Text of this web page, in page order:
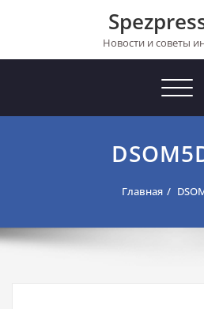
Новости и советы
Toggle
Главная